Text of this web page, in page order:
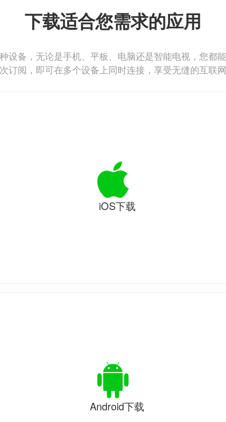
下载适合您需求的应用
设备，无论是手机、平板、电脑还是智能电视，您都
订阅，即可在多个设备上同时连接，享受无缝的互联
iOS下载
Android下载